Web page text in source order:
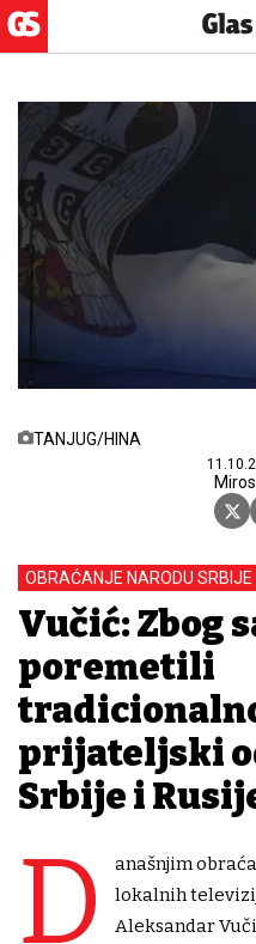
TANJUG/HINA
OBRAĆANJE NARODU SRBIJE
Vučić: Zbog
poremetili
prijateljski
Srbije i
D
anašnjim
lokalnih
Aleksandar